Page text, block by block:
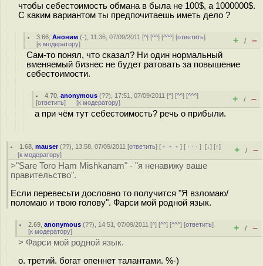
чтобы себестоимость обмана в была не 100$, а 1000000$.
С каким вариантом ты предпочитаешь иметь дело ?
3.66 ,Аноним (-), 11:36, 07/09/2011 [^] [^^] [^^^] [ответить]
[к модератору] + / –
Сам-то понял, что сказал? Ни один нормальный
вменяемый бизнес не будет ратовать за повышение
себестоимости.
4.70 ,anonymous (??), 17:51, 07/09/2011 [^] [^^] [^^^]
[ответить] [к модератору] + / –
а при чём тут себестоимость? речь о прибыли.
1.68 ,mauser(??), 13:58, 07/09/2011 [ответить] [ ﹢﹢﹢] [ · · ·][↓] [↑]
[к модератору] + / –
>"Sare Toro Ham Mishkanam" - "я ненавижу ваше
правительство".
Если перевесьти дословно то получится "Я взломаю/
поломаю и твою голову". Фарси мой родной язык.
2.69 ,anonymous (??), 14:51, 07/09/2011 [^] [^^] [^^^] [ответить]
[к модератору] + / –
> Фарси мой родной язык.
о. третий. богат опеннет талантами. %-)